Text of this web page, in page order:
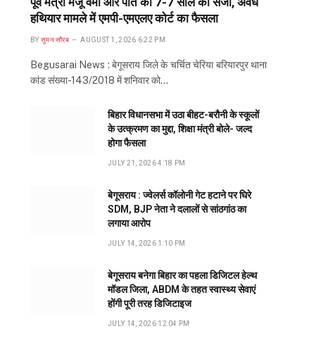
हथियार मामले में एमपी-एमएलए कोर्ट का फैसला
BY सुमन सौरब AUGUST 1, 2026 6:22 PM
Begusarai News : बेगूसराय जिले के चर्चित चेरिया बरियारपुर थाना
कांड संख्या-143/2018 में शनिवार को…
बिहार विधानसभा में उठा बीहट-बरौनी के स्कूलों
के उत्क्रमण का मुद्दा, शिक्षा मंत्री बोले- जल्द
होगा फैसला
JULY 21, 2026 4:18 PM
बेगूसराय : ज्वेलर्स कॉलोनी गेट हटाने पर घिरे
SDM, BJP नेता ने दलालों से सांठगांठ का
लगाया आरोप
JULY 14, 2026 1:10 PM
बेगूसराय बनेगा बिहार का पहला डिजिटल हेल्थ
मॉडल जिला, ABDM के तहत स्वास्थ्य सेवाएं
होंगी पूरी तरह डिजिटाइज
JULY 14, 2026 12:04 PM